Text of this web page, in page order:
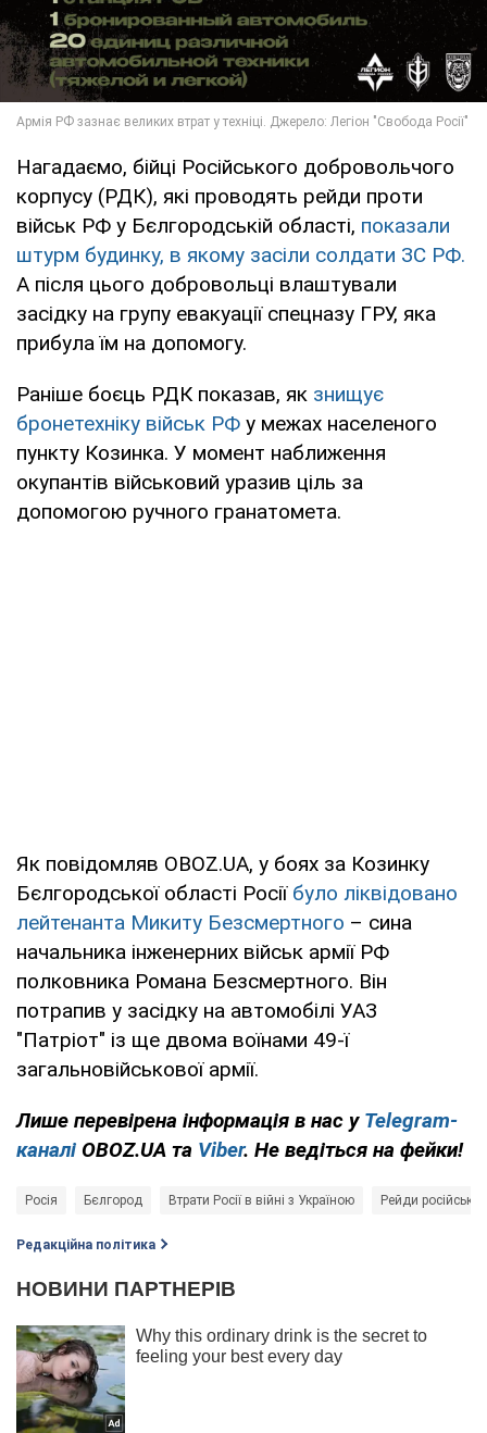
Нагадаємо, бійці Російського добровольчого
корпусу (РДК), які проводять рейди проти
військ РФ у Бєлгородській області, показали
штурм будинку, в якому засіли солдати ЗС РФ.
А після цього добровольці влаштували
засідку на групу евакуації спецназу ГРУ, яка
прибула їм на допомогу.
Раніше боєць РДК показав, як знищує
бронетехніку військ РФ у межах населеного
пункту Козинка. У момент наближення
окупантів військовий уразив ціль за
допомогою ручного гранатомета.
Як повідомляв OBOZ.UA, у боях за Козинку
Бєлгородської області Росії було ліквідовано
лейтенанта Микиту Безсмертного – сина
начальника інженерних військ армії РФ
полковника Романа Безсмертного. Він
потрапив у засідку на автомобілі УАЗ
"Патріот" із ще двома воїнами 49-ї
загальновійськової армії.
Лише перевірена інформація в нас у Telegram-
каналі OBOZ.UA та Viber. Не ведіться на фейки!
Росія Бєлгород Втрати Росії в війні з Україною Рейди
Редакційна політика